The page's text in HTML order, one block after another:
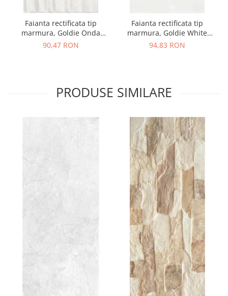
Faianta rectificata tip
marmura, Goldie Onda
White 4992, 24.4x74.4 cm,
90,47 RON
Faianta rectificata tip
marmura, Goldie White
4991, 24.4x74.4 cm, alb,
94,83 RON
PRODUSE SIMILARE